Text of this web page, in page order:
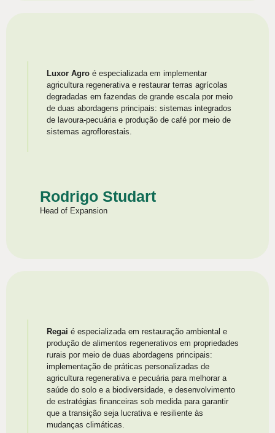
Luxor Agro é especializada em implementar
agricultura regenerativa e restaurar terras agrícolas
degradadas em fazendas de grande escala por meio
de duas abordagens principais: sistemas integrados
de lavoura-pecuária e produção de café por meio de
sistemas agroflorestais.
Rodrigo Studart
Head of Expansion
Regai é especializada em restauração ambiental e
produção de alimentos regenerativos em propriedades
rurais por meio de duas abordagens principais:
implementação de práticas personalizadas de
agricultura regenerativa e pecuária para melhorar a
saúde do solo e a biodiversidade, e desenvolvimento
de estratégias financeiras sob medida para garantir
que a transição seja lucrativa e resiliente às
mudanças climáticas.